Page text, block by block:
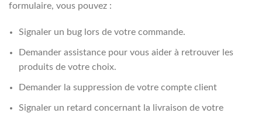
formulaire, vous pouvez :
Signaler un bug lors de votre commande.
Demander assistance pour vous aider à retrouver les
produits de votre choix.
Demander la suppression de votre compte client
Signaler un retard concernant la livraison de votre